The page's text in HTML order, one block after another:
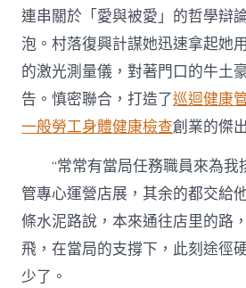
連串關於「愛與被愛」的哲學辯
泡。村落復興計謀她迅速拿起她
的激光測量儀，對著門口的牛土
告。慎密聯合，打造了巡迴健康
一般勞工身體健康檢查創業的傑
“常常有當局任務職員來為
管專心運營店展，其余的都交給
條水泥路說，本來通往店里的路
飛，在當局的支撐下，此刻途徑
少了。